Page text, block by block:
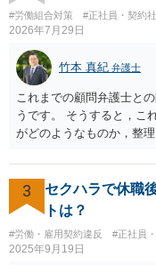
専門家に相談されることを
#労働組合対策 #正社員・契約
2026年7月29日
竹本 真紀 弁護士
これまでの顧問弁護士と
うです。 そうすると，こ
がどのようなものか，整
事務所を比較した上で，
応してもらえるのかが重
ついて，分野を絞ってい
いうことで法律相談を依
れば，相談だけではなく
思います。 そうすると，
3
セクハラで休職
トは？
#労働・雇用契約違反 #正社員
2025年9月19日